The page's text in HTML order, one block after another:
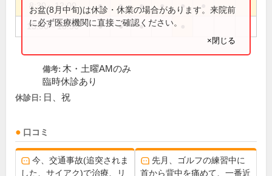
8:30～12:00 ● ● ● ● ●
15:00～18:30 ● ● ●
お盆(8月中旬)は休診・休業の場合があります。来院前
に必ず医療機関に直接ご確認ください。
×閉じる
備考: 木・土曜AMのみ
臨時休診あり
休診日: 日、祝
口コミ
今、交通事故(追突されま
した、サイアク)で治療、リ
先月、ゴルフの練習中に
首から背中を痛めて、一番近